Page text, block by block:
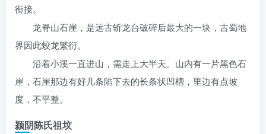
衔接。
龙脊山石崖，是远古斩龙台破碎后最大的一块，古蜀地
界因此蛟龙繁衍。
沿着小溪一直进山，需走上大半天。山内有一片黑色石
崖，石崖那边有好几条陷下去的长条状凹槽，里边有点坡
度，不平整。
颍阴陈氏祖坟